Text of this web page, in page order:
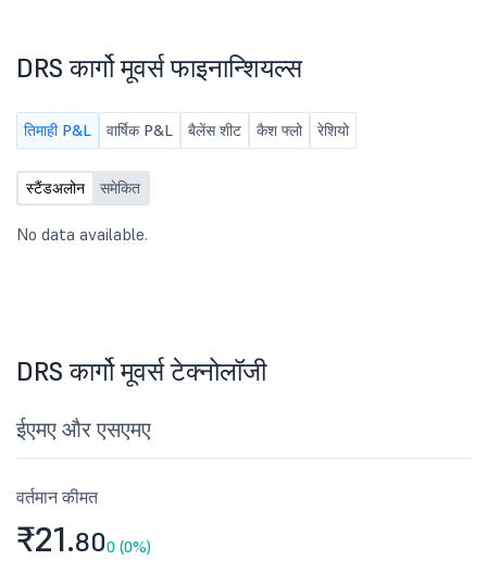
DRS कार्गो मूवर्स फाइनान्शियल्स
तिमाही P&L वार्षिक P&L बैलेंस शीट कैश फ्लो रेशियो
स्टैंडअलोन समेकित
No data available.
DRS कार्गो मूवर्स टेक्नोलॉजी
ईएमए और एसएमए
वर्तमान कीमत
₹21.800 (0%)